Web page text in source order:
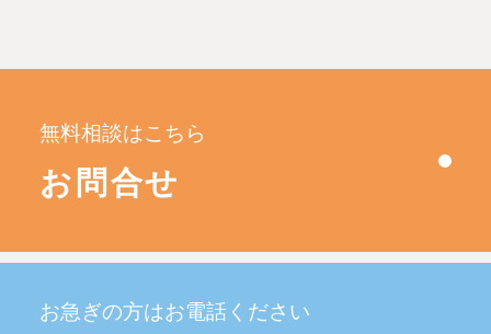
無料相談はこちら
お問合せ
お急ぎの方はお電話ください